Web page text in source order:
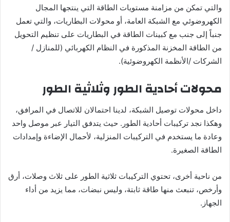
والتي تمكن من مزامنة مستويات الطاقة التي ينتجها المجال
الكهروضوئي مع الشبكة العامة، أو محولات البطاريات، والتي تعمل
جنباً إلى جنب مع كبينات الطاقة في البطاريات على تنظيم التحويل
من الطاقة المخزنة المذكورة في النظام الكهربائي (للمنازل /
الشركات /الأنظمة الكهروضوئية).
محولات أحادية الطور وثلاثية الطور
داخل محولات توصيل الشبكة، لدينا احتمالان للاتصال في المرافق،
وهكذا نجد تركيبات أحادية الطور. حيث يتدفق التيار عبر موصل واحد
وعادة ما يستخدم في التركيبات المنزلية، لأحمال الإضاءة وإمدادات
الطاقة الصغيرة.
من ناحية أخرى، تحتوي التركيبات ثلاثية الطور على ثلاث وصلات، أرق
وأرخص، تنبعث منها طاقة ثابتة، وليس نبضات، مما يزيد من أداء
الجهاز.